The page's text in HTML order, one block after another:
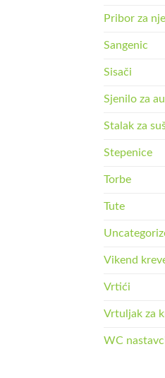
Pribor za
Sangenic
Sisači
Sjenilo za
Stalak za
Stepenice
Torbe
Tute
Vikend
Vrtići
Vrtuljak za
WC